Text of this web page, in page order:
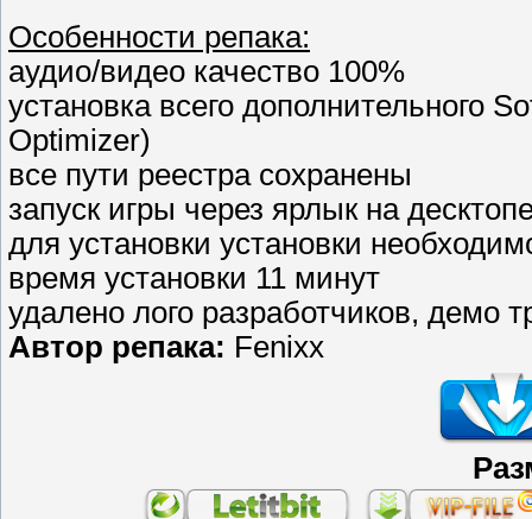
Особенности репака:
аудио/видео качество 100%
установка всего дополнительного
Optimizer)
все пути реестра сохранены
запуск игры через ярлык на
для установки установки
время установки 11 минут
удалено лого разработчиков, демо
Автор репака: Fenixx